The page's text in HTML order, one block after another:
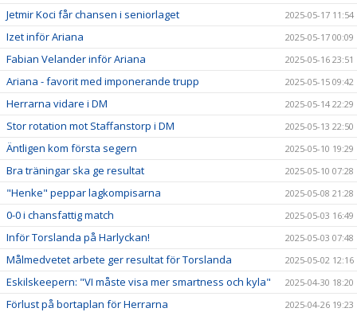
Jetmir Koci får chansen i seniorlaget 2025-05-17 11:54
Izet inför Ariana 2025-05-17 00:09
Fabian Velander inför Ariana 2025-05-16 23:51
Ariana - favorit med imponerande trupp 2025-05-15 09:42
Herrarna vidare i DM 2025-05-14 22:29
Stor rotation mot Staffanstorp i DM 2025-05-13 22:50
Äntligen kom första segern 2025-05-10 19:29
Bra träningar ska ge resultat 2025-05-10 07:28
"Henke" peppar lagkompisarna 2025-05-08 21:28
0-0 i chansfattig match 2025-05-03 16:49
Inför Torslanda på Harlyckan! 2025-05-03 07:48
Målmedvetet arbete ger resultat för Torslanda 2025-05-02 12:16
Eskilskeepern: "VI måste visa mer smartness och kyla" 2025-04-30 18:20
Förlust på bortaplan för Herrarna 2025-04-26 19:23